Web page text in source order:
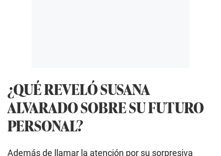
¿QUÉ REVELÓ SUSANA
ALVARADO SOBRE SU FUTURO
PERSONAL?
Además de llamar la atención por su sorpresiva